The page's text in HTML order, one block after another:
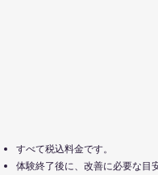
すべて税込料金です。
体験終了後に、改善に必要な目